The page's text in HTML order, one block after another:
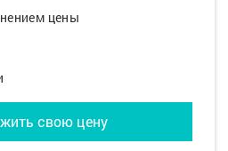
цены
свою цену